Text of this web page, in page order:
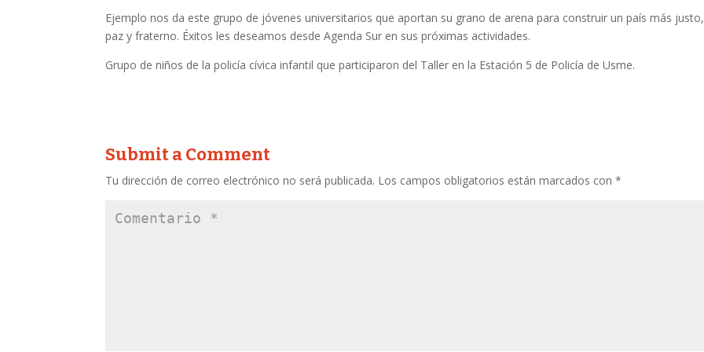
Ejemplo nos da este grupo de jóvenes universitarios que aportan su grano de arena para construir un país más
paz y fraterno. Éxitos les deseamos desde Agenda Sur en sus próximas actividades.
Grupo de niños de la policía cívica infantil que participaron del Taller en la Estación 5 de Policía de Usme.
Submit a Comment
Tu dirección de correo electrónico no será publicada. Los campos obligatorios están marcados con*